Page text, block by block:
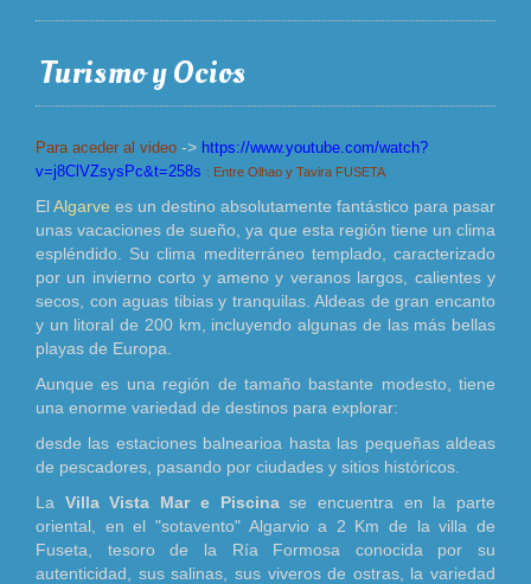
Turismo y Ocios
Para aceder al video -> https://www.youtube.com/watch?
v=j8ClVZsysPc&t=258s : Entre Olhao y Tavira FUSETA
El Algarve es un destino absolutamente fantástico para pasar
unas vacaciones de sueño, ya que esta región tiene un clima
espléndido. Su clima mediterráneo templado, caracterizado
por un invierno corto y ameno y veranos largos, calientes y
secos, con aguas tibias y tranquilas. Aldeas de gran encanto
y un litoral de 200 km, incluyendo algunas de las más bellas
playas de Europa.
Aunque es una región de tamaño bastante modesto, tiene
una enorme variedad de destinos para explorar:
desde las estaciones balnearioa hasta las pequeñas aldeas
de pescadores, pasando por ciudades y sitios históricos.
La Villa Vista Mar e Piscinase encuentra en la parte
oriental, en el "sotavento" Algarvio a 2 Km de la villa de
Fuseta, tesoro de la Ría Formosa conocida por su
autenticidad, sus salinas, sus viveros de ostras, la variedad